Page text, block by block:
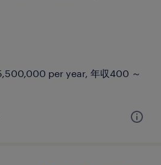
per year, 年収400 ～